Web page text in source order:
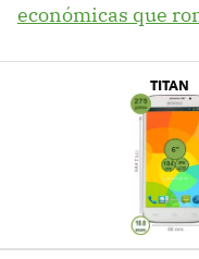
económicas que
TITAN